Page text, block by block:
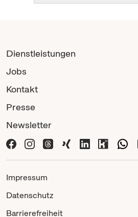
Dienstleistungen
Jobs
Kontakt
Presse
Newsletter
Impressum
Datenschutz
Barrierefreiheit